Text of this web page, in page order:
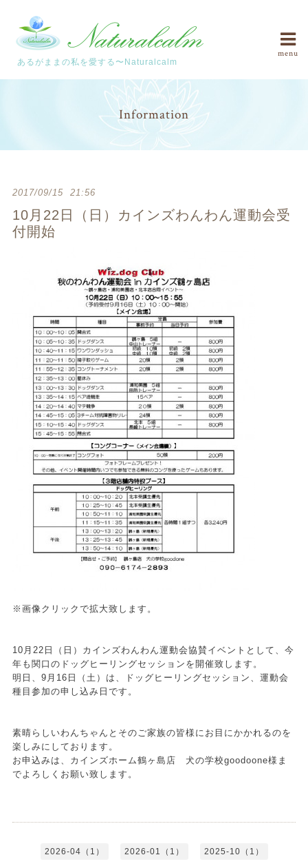
あるがままの私を愛する〜Naturalcalm
menu
Information
2017/09/15 21:56
10月22日（日）カインズわんわん運動会受
付開始
※画像クリックで拡大致します。
10月22日（日）カインズわんわん運動会協賛イベントとして、今
年も関口のドッグヒーリングセッションを開催致します。
明日、9月16日（土）は、ドッグヒーリングセッション、運動会
種目参加の申し込み日です。
素晴らしいわんちゃんとそのご家族の皆様にお目にかかれるのを
楽しみにしております。
お申込みは、カインズホーム鶴ヶ島店 犬の学校goodoone様ま
でよろしくお願い致します。
2026-04（1） 2026-01（1） 2025-10（1）